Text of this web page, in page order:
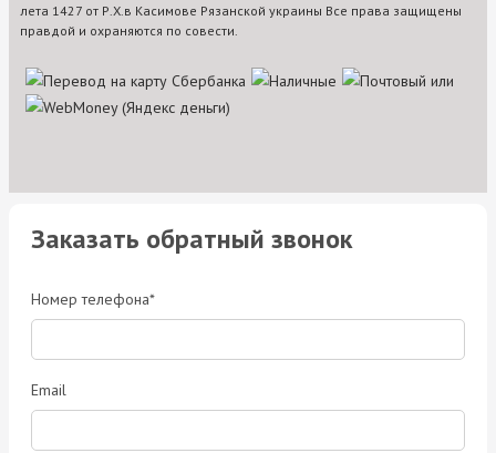
лета 1427 от Р.Х.в Касимове Рязанской украины Все права защищены
правдой и охраняются по совести.
Заказать обратный звонок
Номер телефона*
Email